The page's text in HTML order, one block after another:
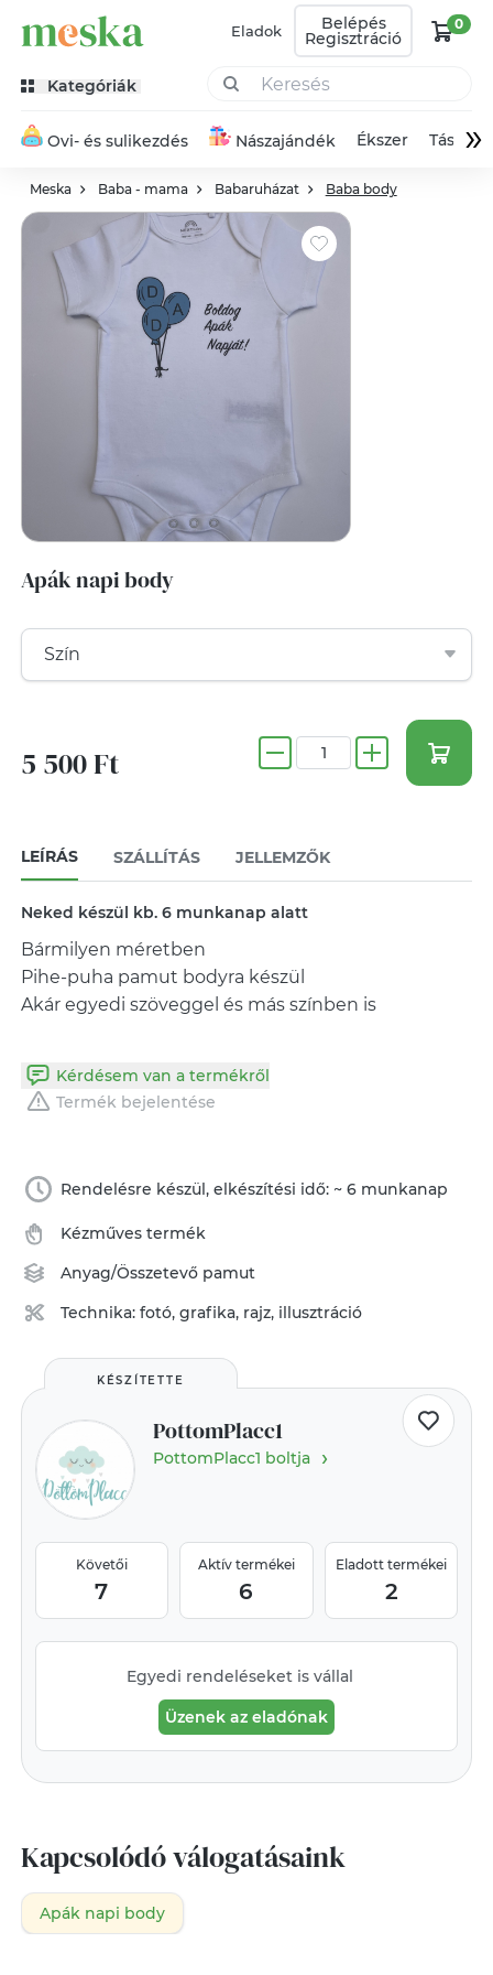
Eladok Belépés
Regisztráció
0
Kategóriák
Ovi- és sulikezdés Nászajándék Ékszer Táska»
Meska Baba - mama Babaruházat Baba body
Apák napi body
5 500 Ft
LEÍRÁS SZÁLLÍTÁS JELLEMZŐK
Neked készül kb. 6 munkanap alatt
Bármilyen méretben
Pihe-puha pamut bodyra készül
Akár egyedi szöveggel és más színben is
Kérdésem van a termékről
Termék bejelentése
Rendelésre készül, elkészítési idő: ~ 6 munkanap
Kézműves termék
Anyag/Összetevő pamut
Technika:fotó, grafika, rajz, illusztráció
KÉSZÍTETTE
PottomPlacc1
PottomPlacc1 boltja›
Követői
7
Aktív termékei
6
Eladott termékei
2
Egyedi rendeléseket is vállal
Üzenek az eladónak
Kapcsolódó válogatásaink
Apák napi body